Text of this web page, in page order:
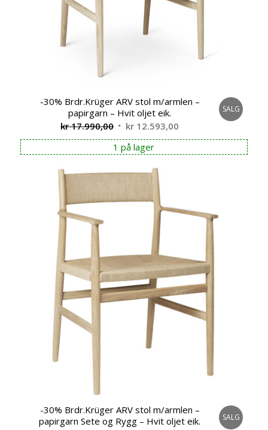
-30% Brdr.Krüger ARV stol m/armlen –
papirgarn – Hvit oljet eik.
kr17.990,00 Opprinnelig
pris
var:
kr 17.990,00.
kr 12.593,00
pris
er:
SALG
1 på lager
-30% Brdr.Krüger ARV stol m/armlen –
papirgarn Sete og Rygg – Hvit oljet eik.
SALG